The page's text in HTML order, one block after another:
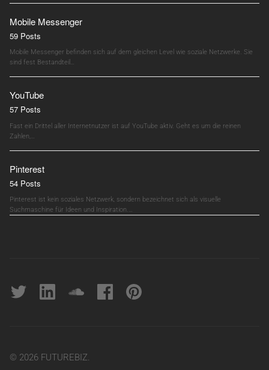
Mobile Messenger
59 Posts
Mobile Messenger befinden sich auf dem gleichen Level wie soziale Netzwerke. Sie
sind fest Bestandteil…
YouTube
57 Posts
Fast ein Drittel aller Internetnutzer ist auf YouTube aktiv. Geht es um die reinen
Zahlen,…
Pinterest
54 Posts
Pinterest ist kein soziales Netzwerk, sondern bezeichnet sich als visuelle
Suchmaschine für Ideen und Inspiration.…
Twitter linkedin soundcloudFacebookpinterest
© 2026 FUTUREBIZ.